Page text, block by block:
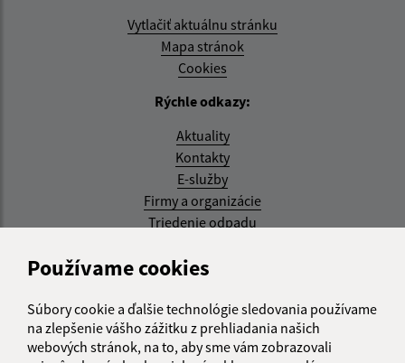
Používame cookies
Súbory cookie a ďalšie technológie sledovania používame
na zlepšenie vášho zážitku z prehliadania našich
webových stránok, na to, aby sme vám zobrazovali
Vytlačiť aktuálnu stránku
Mapa stránok
Cookies
Rýchle odkazy:
Aktuality
Kontakty
E-služby
Firmy a organizácie
Triedenie odpadu
Aktualizované:
RSS
Správca obsahu: